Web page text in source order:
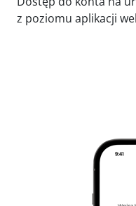
z poziomu aplikacji